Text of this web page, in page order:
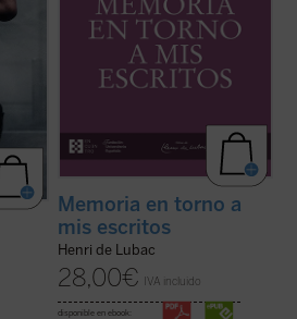
Memoria en torno a
mis escritos
Henri de Lubac
28,00€ IVA incluido
disponible en ebook: